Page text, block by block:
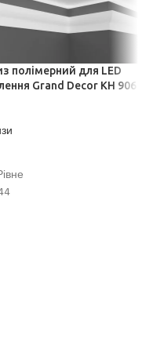
полімерний для LED
Grand Decor KH 906